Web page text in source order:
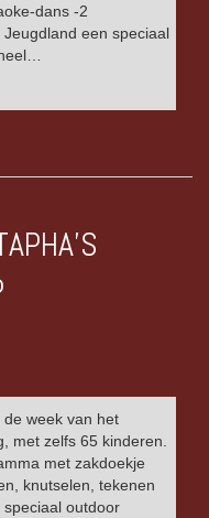
dans -2
een speciaal
week van het
met zelfs 65 kinderen.
met zakdoekje
knutselen, tekenen
outdoor